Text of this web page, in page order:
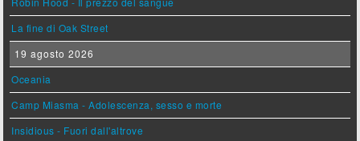
La fine di Oak Street
19 agosto 2026
Oceania
Camp Miasma - Adolescenza, sesso e morte
Insidious - Fuori dall'altrove